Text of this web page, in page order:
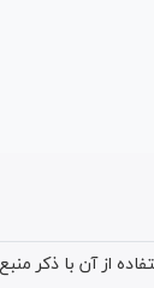
از آن با ذکر